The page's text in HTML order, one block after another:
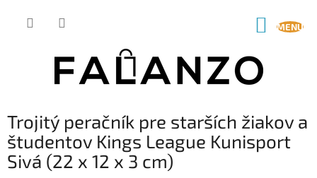
Trojitý peračník pre starších žiakov a
študentov Kings League Kunisport
Sivá (22 x 12 x 3 cm)